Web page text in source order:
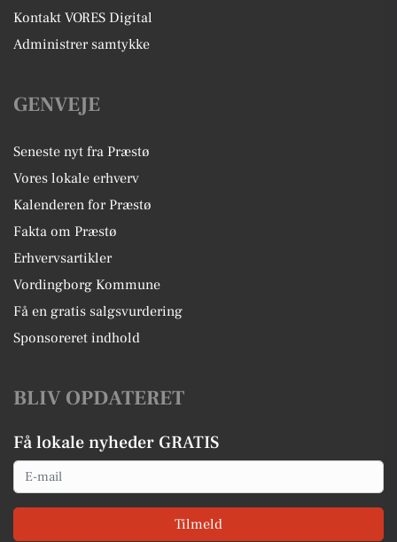
Kontakt VORES Digital
Administrer samtykke
GENVEJE
Seneste nyt fra Præstø
Vores lokale erhverv
Kalenderen for Præstø
Fakta om Præstø
Erhvervsartikler
Vordingborg Kommune
Få en gratis salgsvurdering
Sponsoreret indhold
BLIV OPDATERET
Få lokale nyheder GRATIS
Email
Tilmeld